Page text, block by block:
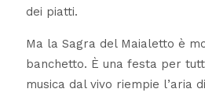
dei piatti.
Ma la Sagra del Maialetto è
banchetto. È una festa per
musica dal vivo riempie l’aria